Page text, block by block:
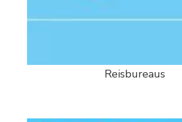
Reisbureaus